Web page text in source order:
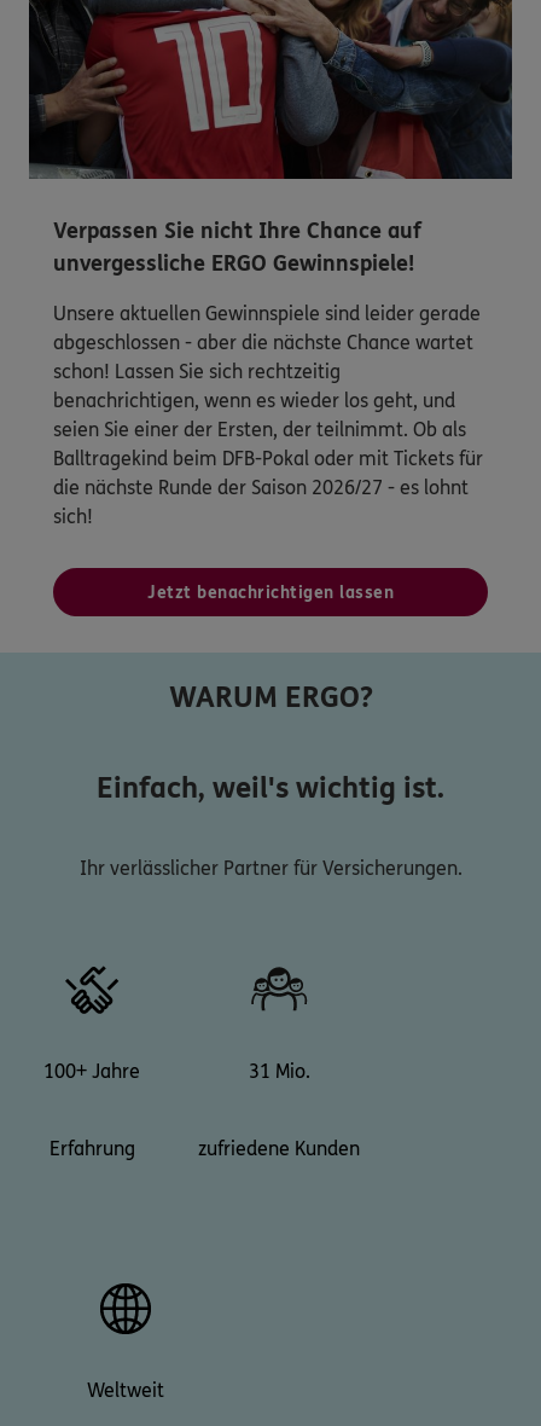
Verpassen Sie nicht Ihre Chance auf
unvergessliche ERGO Gewinnspiele!
Unsere aktuellen Gewinnspiele sind leider gerade
abgeschlossen - aber die nächste Chance wartet
schon! Lassen Sie sich rechtzeitig
benachrichtigen, wenn es wieder los geht, und
seien Sie einer der Ersten, der teilnimmt. Ob als
Balltragekind beim DFB-Pokal oder mit Tickets für
die nächste Runde der Saison 2026/27 - es lohnt
sich!
Jetzt benachrichtigen lassen
WARUM ERGO?
Einfach, weil's wichtig ist.
Ihr verlässlicher Partner für Versicherungen.
100+ Jahre
Erfahrung
31 Mio.
zufriedene Kunden
Weltweit